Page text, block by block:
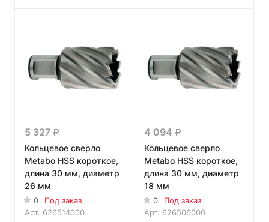
5 327
Кольцевое сверло
Metabo HSS короткое,
длина 30 мм, диаметр
26 мм
0
Под заказ
Арт. 626514000
4 094
Кольцевое сверло
Metabo HSS короткое,
длина 30 мм, диаметр
18 мм
0
Под заказ
Арт. 626506000